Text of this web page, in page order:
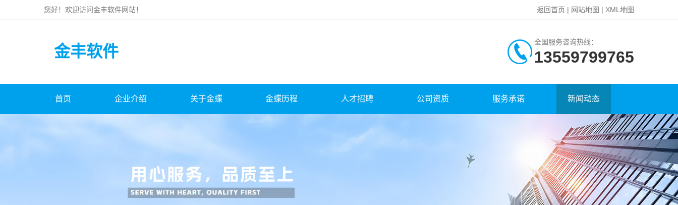
您好！欢迎访问金丰软件网站！ 返回首页 | 网站地图 | XML地图
金丰软件
全国服务咨询热线：
13559799765
首页 企业介绍 关于金蝶 金蝶历程 人才招聘 公司资质 服务承诺 新闻动态